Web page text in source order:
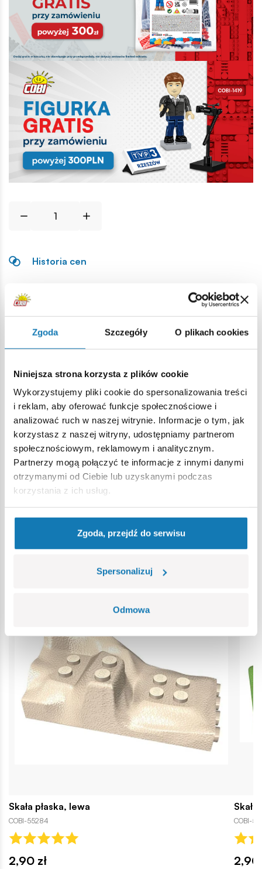
Zgoda Szczegóły O plikach cookies
Niniejsza strona korzysta z plików cookie
Wykorzystujemy pliki cookie do spersonalizowania treści
i reklam, aby oferować funkcje społecznościowe i
analizować ruch w naszej witrynie. Informacje o tym, jak
korzystasz z naszej witryny, udostępniamy partnerom
społecznościowym, reklamowym i analitycznym.
Partnerzy mogą połączyć te informacje z innymi danymi
otrzymanymi od Ciebie lub uzyskanymi podczas
korzystania z ich usług.
Zgoda, przejdź do serwisu
Spersonalizuj
Odmowa
Historia cen
Opis
Lokalizacja produktu:
Ostrzeżenie
Nieodpowiednie dla dzieci w wieku poniżej 3 lat. Zawiera
małe części, które mogą zostać połknięte lub wchłonięte
(ryzyko zadławienia). Zalecamy zachowanie opakowania w
celach informacyjnych. Zachowuje się prawo do zmiany
kolorów i szczegółów technicznych.
Bestsellery w kategorii
Skała płaska, lewa
COBI-55284
2,90 zł
Skała
COBI-
2,90